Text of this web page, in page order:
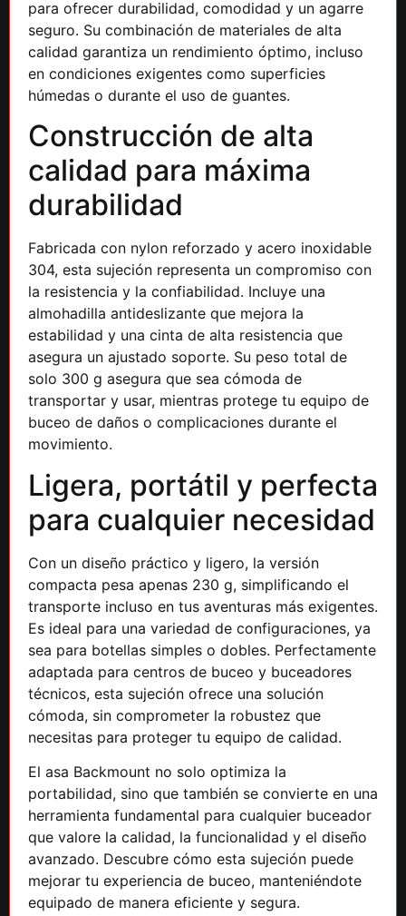
para ofrecer durabilidad, comodidad y un agarre
seguro. Su combinación de materiales de alta
calidad garantiza un rendimiento óptimo, incluso
en condiciones exigentes como superficies
húmedas o durante el uso de guantes.
Construcción de alta
calidad para máxima
durabilidad
Fabricada con nylon reforzado y acero inoxidable
304, esta sujeción representa un compromiso con
la resistencia y la confiabilidad. Incluye una
almohadilla antideslizante que mejora la
estabilidad y una cinta de alta resistencia que
asegura un ajustado soporte. Su peso total de
solo 300 g asegura que sea cómoda de
transportar y usar, mientras protege tu equipo de
buceo de daños o complicaciones durante el
movimiento.
Ligera, portátil y perfecta
para cualquier necesidad
Con un diseño práctico y ligero, la versión
compacta pesa apenas 230 g, simplificando el
transporte incluso en tus aventuras más exigentes.
Es ideal para una variedad de configuraciones, ya
sea para botellas simples o dobles. Perfectamente
adaptada para centros de buceo y buceadores
técnicos, esta sujeción ofrece una solución
cómoda, sin comprometer la robustez que
necesitas para proteger tu equipo de calidad.
El asa Backmount no solo optimiza la
portabilidad, sino que también se convierte en una
herramienta fundamental para cualquier buceador
que valore la calidad, la funcionalidad y el diseño
avanzado. Descubre cómo esta sujeción puede
mejorar tu experiencia de buceo, manteniéndote
equipado de manera eficiente y segura.